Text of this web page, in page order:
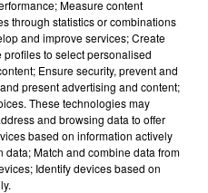
DE REIMS FERME
du centre-ville
est contraint de
19h40
19h40
Measure content
through statistics or combinations
and improve services; Create
to select personalised
Ensure security, prevent and
present advertising and content;
These technologies may
and browsing data to offer
based on information actively
Match and combine data from
Identify devices based on